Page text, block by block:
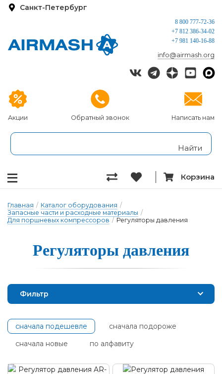
Санкт-Петербург
Акции Обратный звонок Написать нам
8 800 777-72-36
+7 812 386-34-02
+7 981 140-16-88
info@airmash.org
Корзина
Главная / Каталог оборудования /
Запасные части и расходные материалы /
Для поршневых компрессоров / Регуляторы давления
Ре­гу­ля­то­ры дав­ле­ния
Фильтр
сначала подешевле
сначала подороже
сначала новые
по алфавиту